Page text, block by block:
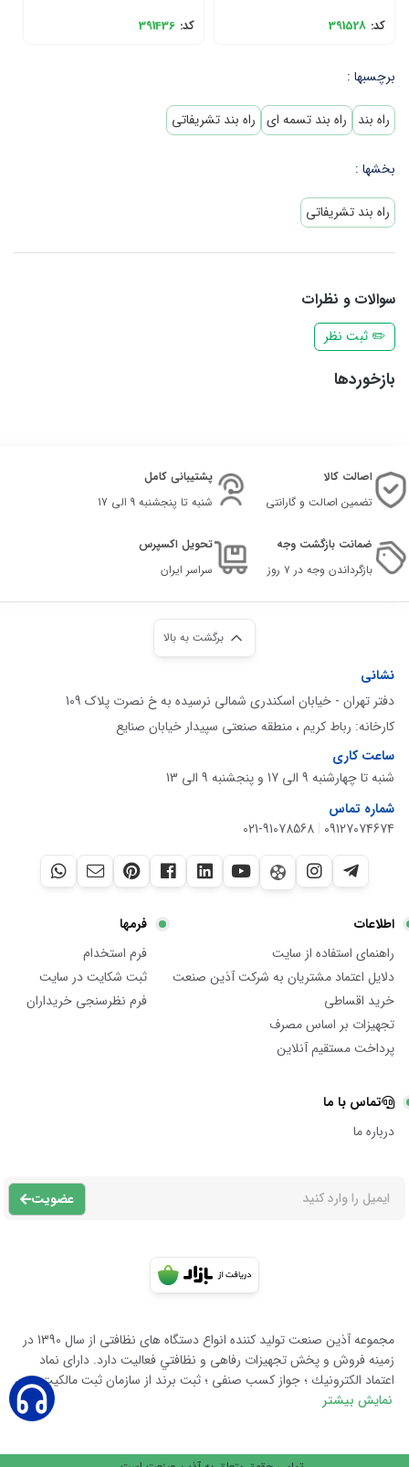
کد: 391528 کد: 391436
برچسبها :
راه بند راه بند تسمه ای راه بند تشریفاتی
بخشها :
راه بند تشریفاتی
سوالات و نظرات
✏️ ثبت نظر
بازخوردها
اصالت کالا
تضمین اصالت و گارانتی
پشتیبانی کامل
شنبه تا پنجشنبه 9 الی 17
ضمانت بازگشت وجه
بازگرداندن وجه در ۷ روز
تحویل اکسپرس
سراسر ایران
برگشت به بالا
نشانی
دفتر تهران - خیابان اسکندری شمالی نرسیده به خ نصرت پلاک 109
کارخانه: رباط کریم ، منطقه صنعتی سپیدار خیابان صنایع
ساعت کاری
شنبه تا چهارشنبه 9 الی 17 و پنجشنبه 9 الی 13
شماره تماس
09127074674
|
021-91078568
اطلاعات
راهنمای استفاده از سایت
دلایل اعتماد مشتریان به شرکت آذین صنعت
خرید اقساطی
تجهیزات بر اساس مصرف
پرداخت مستقیم آنلاین
فرمها
فرم استخدام
ثبت شکایت در سایت
فرم نظرسنجی خریداران
تماس با ما
درباره ما
عضویت
مجموعه آذين صنعت توليد كننده انواع دستگاه هاى نظافتى از سال 1390 در
زمينه فروش و پخش تجهيزات رفاهى و نظافتي فعاليت دارد. داراى نماد
اعتماد الكترونيك ؛ جواز كسب صنفى ؛ ثبت برند از سازمان ثبت مالكيت معن
نمایش بیشتر